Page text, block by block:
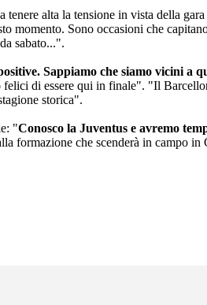
alta la tensione in vista della
momento. Sono occasioni che
sabato...".
Sappiamo che siamo vicini a
di essere qui in finale". "Il
storica".
"Conosco la Juventus e avremo
formazione che scenderà in campo in